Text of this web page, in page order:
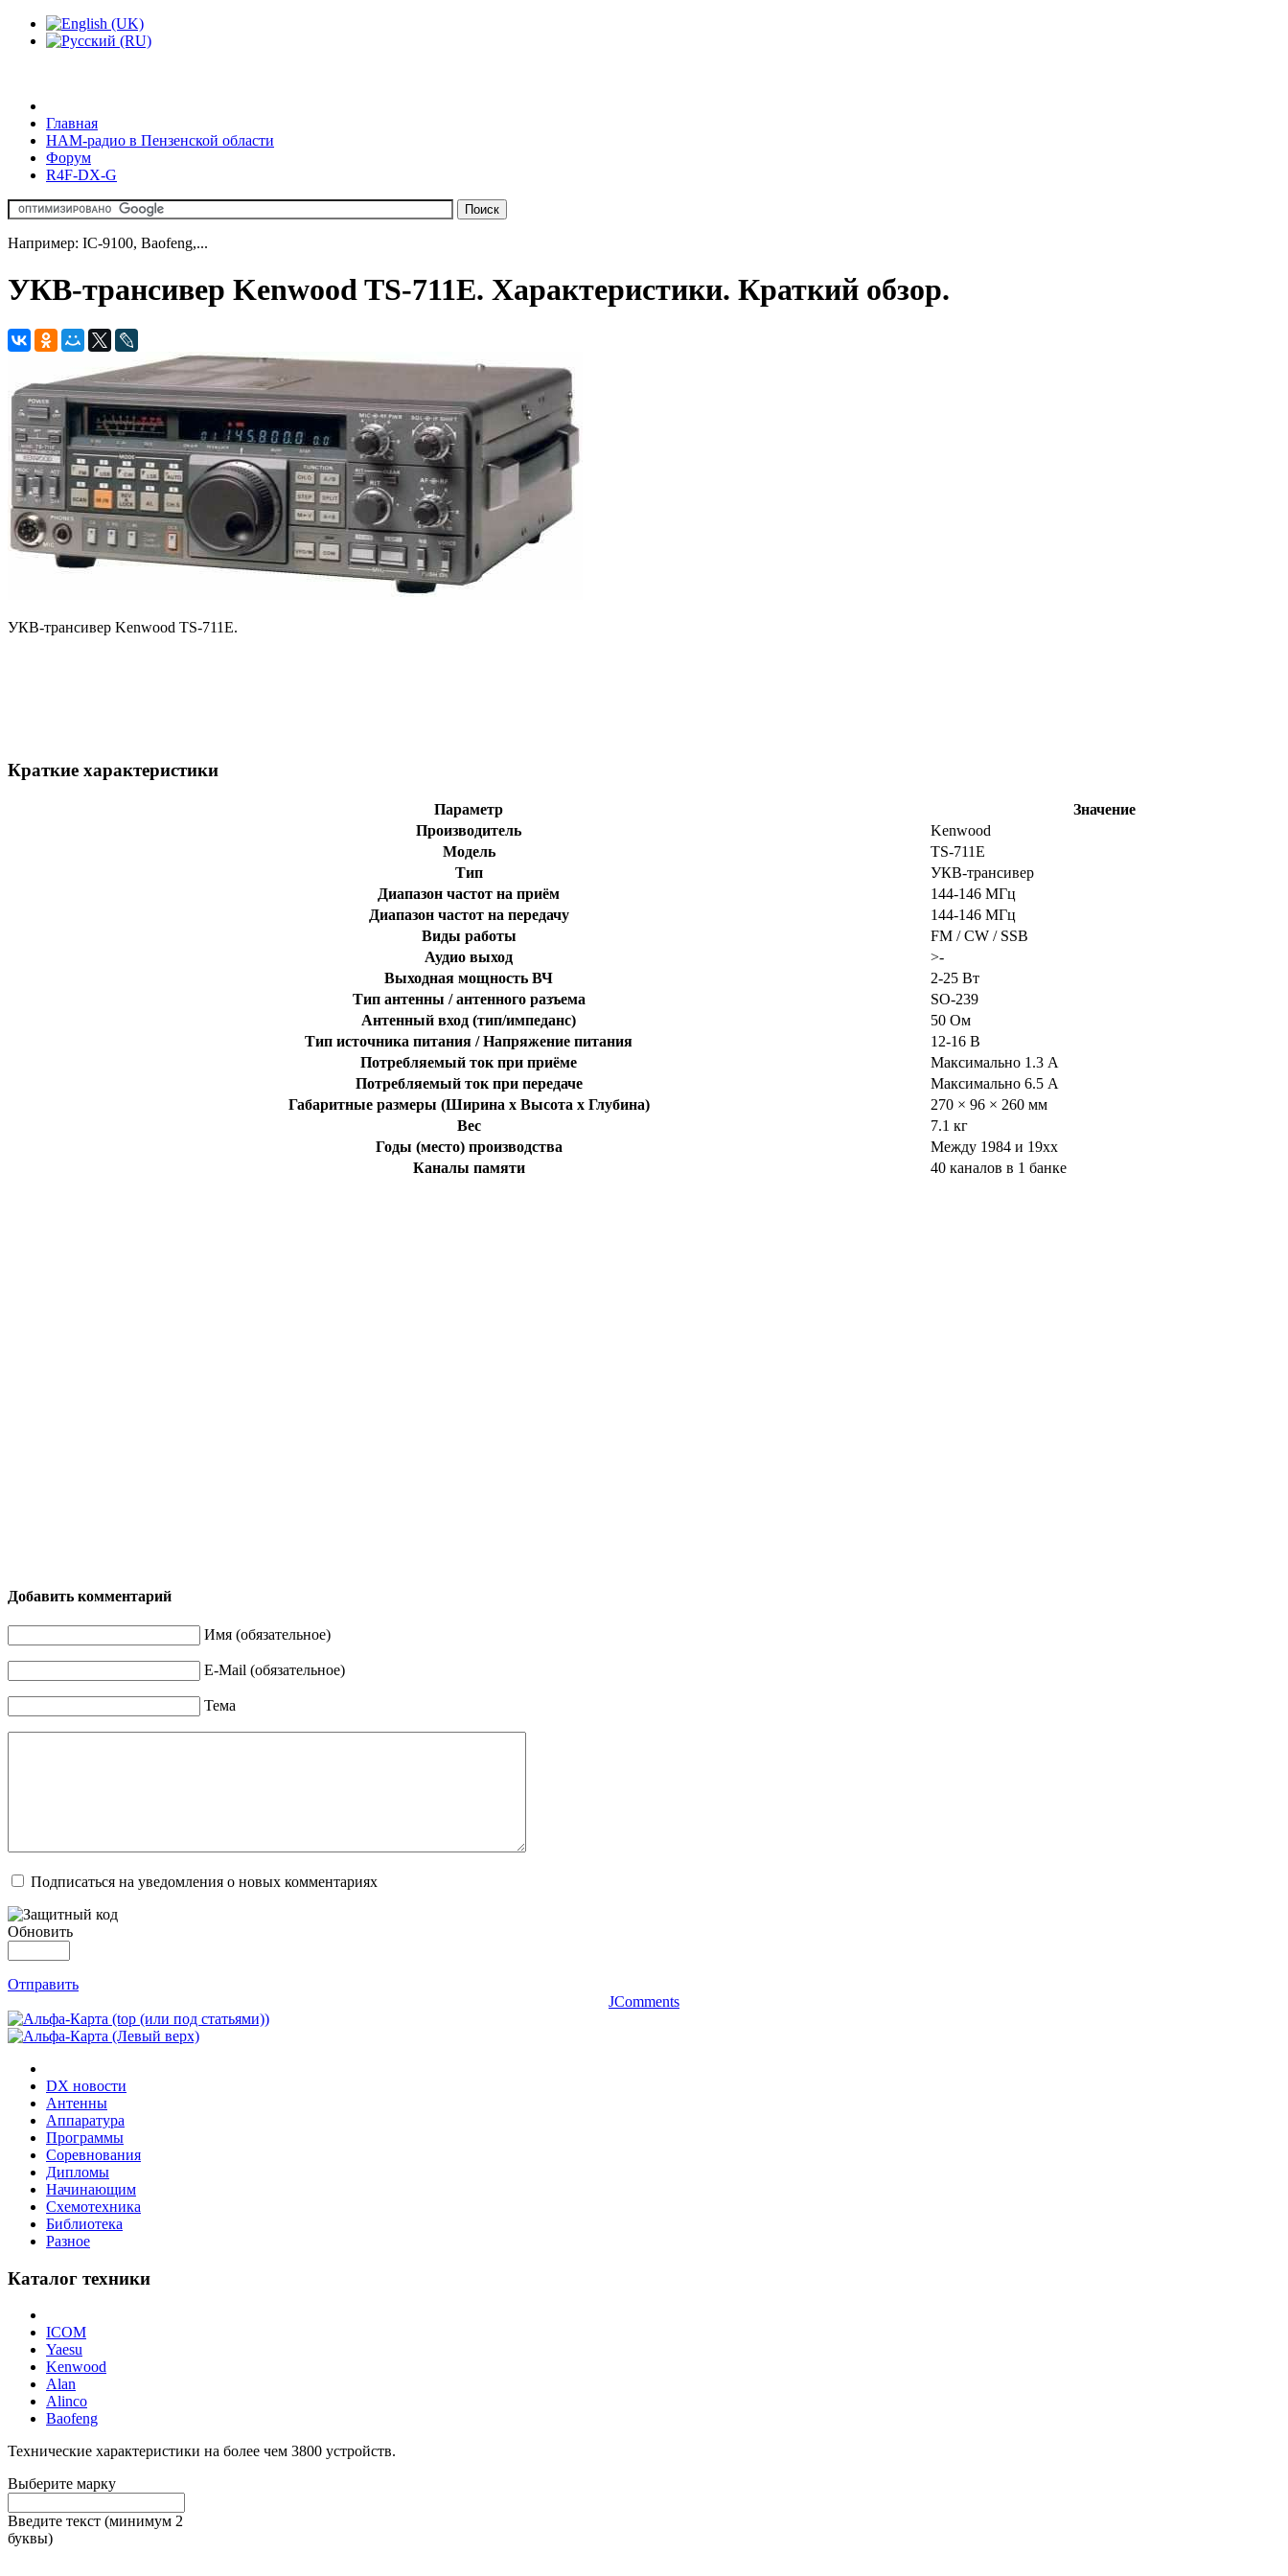
Главная
HAM-радио в Пензенской области
Форум
R4F-DX-G
Например: IC-9100, Baofeng,...
УКВ-трансивер Kenwood TS-711E. Характеристики. Краткий обзор.
УКВ-трансивер Kenwood TS-711E.
Краткие характеристики
Параметр
Значение
Производитель
Kenwood
Модель
TS-711E
Тип
УКВ-трансивер
Диапазон частот на приём
144-146 МГц
Диапазон частот на передачу
144-146 МГц
Виды работы
FM / CW / SSB
Аудио выход
>-
Выходная мощность ВЧ
2-25 Вт
Тип антенны / антенного разъема
SO-239
Антенный вход (тип/импеданс)
50 Ом
Тип источника питания / Напряжение питания
12-16 В
Потребляемый ток при приёме
Максимально 1.3 А
Потребляемый ток при передаче
Максимально 6.5 А
Габаритные размеры (Ширина x Высота x Глубина)
270 × 96 × 260 мм
Вес
7.1 кг
Годы (место) производства
Между 1984 и 19xx
Каналы памяти
40 каналов в 1 банке
Добавить комментарий
Имя (обязательное)
E-Mail (обязательное)
Тема
Подписаться на уведомления о новых комментариях
Обновить
Отправить
JComments
DX новости
Антенны
Аппаратура
Программы
Соревнования
Дипломы
Начинающим
Схемотехника
Библиотека
Разное
Каталог техники
ICOM
Yaesu
Kenwood
Alan
Alinco
Baofeng
Технические характеристики на более чем 3800 устройств.
Выберите марку
Введите текст (минимум 2
буквы)